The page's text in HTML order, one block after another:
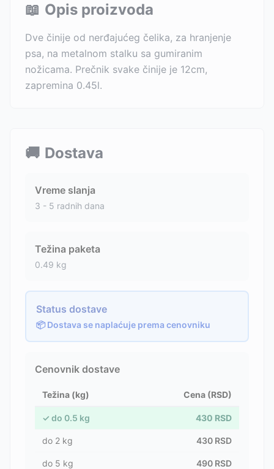
📖 Opis proizvoda
Dve činije od nerđajućeg čelika, za hranjenje
psa, na metalnom stalku sa gumiranim
nožicama. Prečnik svake činije je 12cm,
zapremina 0.45l.
🚚 Dostava
Vreme slanja
3 - 5 radnih dana
Težina paketa
0.49 kg
Status dostave
📦 Dostava se naplaćuje prema cenovniku
Cenovnik dostave
Težina (kg) Cena (RSD)
✓ do 0.5 kg 430 RSD
do 2 kg 430 RSD
do 5 kg 490 RSD